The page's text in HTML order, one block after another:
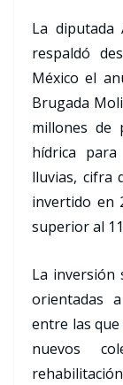
La diputada
respaldó
México el
Brugada
millones de
hídrica
lluvias, cifra
invertido en
superior al
La inversión
orientadas
entre las
nuevos